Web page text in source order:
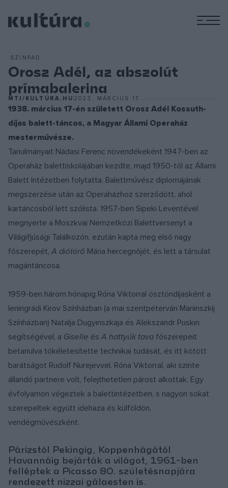
SZÍNPAD
Orosz Adél, az abszolút
prímabalerina
MTI/KULTÚRA.HU 2023. MÁRCIUS 17.
1938. március 17-én született Orosz Adél Kossuth-
díjas balett-táncos, a Magyar Állami Operaház
mesterművésze.
Tanulmányait Nádasi Ferenc növendékeként 1947-ben az
Operaház balettiskolájában kezdte, majd 1950-től az Állami
Balett Intézetben folytatta. Balettművész diplomájának
megszerzése után az Operaházhoz szerződött, ahol
kartáncosból lett szólista. 1957-ben Sipeki Leventével
megnyerte a Moszkvai Nemzetközi Balettversenyt a
Világifjúsági Találkozón, ezután kapta meg első nagy
főszerepét,A diótörő Mária hercegnőjét, és lett a társulat
magántáncosa.
1959-ben három hónapig Róna Viktorral ösztöndíjasként a
leningrádi Kirov Színházban (a mai szentpétervári Mariinszkij
Színházban) Natalja Dugyinszkaja és Alekszandr Puskin
segítségével, a Giselle ésA hattyúk tava főszerepeit
betanulva tökéletesítette technikai tudását, és itt kötött
barátságot Rudolf Nurejevvel. Róna Viktorral, aki szinte
állandó partnere volt, felejthetetlen párost alkottak. Egy
évfolyamon végeztek a balettintézetben, s nagyon sokat
szerepeltek együtt idehaza és külföldön,
vendégművészként.
Párizstól Pekingig, Koppenhágától
Havannáig bejárták a világot, 1961-ben
felléptek a Picasso 80. születésnapjára
rendezett nizzai gálaesten is.